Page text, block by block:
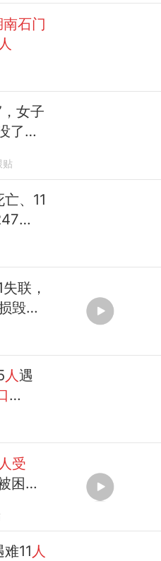
南石门
女子
了；
贴
亡、11
联，
毁、
人遇
受
困三
难11 人